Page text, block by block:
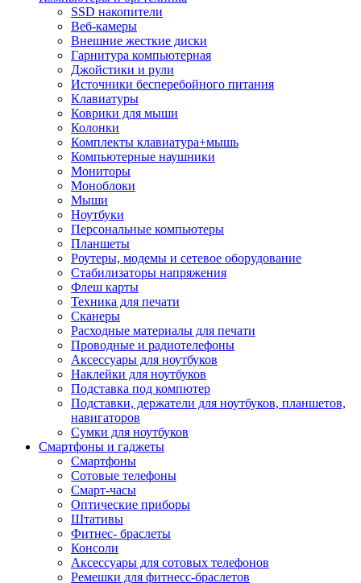
SSD накопители
Веб-камеры
Внешние жесткие диски
Гарнитура компьютерная
Джойстики и рули
Источники бесперебойного питания
Клавиатуры
Коврики для мыши
Колонки
Комплекты клавиатура+мышь
Компьютерные наушники
Мониторы
Моноблоки
Мыши
Ноутбуки
Персональные компьютеры
Планшеты
Роутеры, модемы и сетевое оборудование
Стабилизаторы напряжения
Флеш карты
Техника для печати
Сканеры
Расходные материалы для печати
Проводные и радиотелефоны
Аксессуары для ноутбуков
Наклейки для ноутбуков
Подставка под компютер
Подставки, держатели для ноутбуков, планшетов,
навигаторов
Сумки для ноутбуков
Смартфоны и гаджеты
Смартфоны
Сотовые телефоны
Смарт-часы
Оптические приборы
Штативы
Фитнес- браслеты
Консоли
Аксессуары для сотовых телефонов
Ремешки для фитнесс-браслетов